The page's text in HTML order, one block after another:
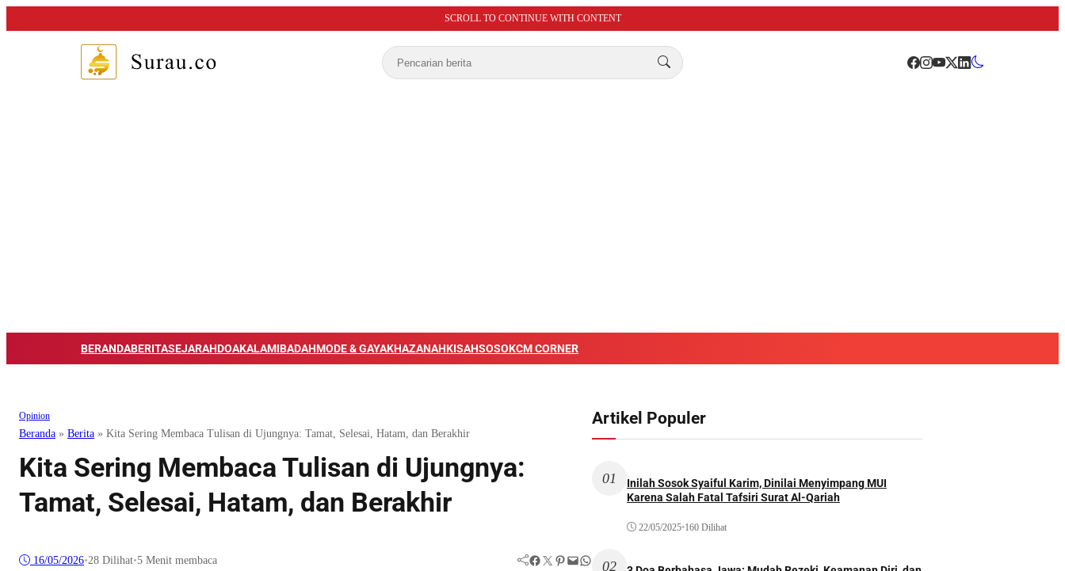
SCROLL TO CONTINUE WITH CONTENT
BERANDABERITASEJARAHDOAKALAMIBADAHMODE & GAYAKHAZANAHKISAHSOSOKCM CORNER
Opinion
Beranda » Berita » Kita Sering Membaca Tulisan di Ujungnya: Tamat, Selesai, Hatam, dan Berakhir
Kita Sering Membaca Tulisan di Ujungnya:
Tamat, Selesai, Hatam, dan Berakhir
16/05/2026•28 Dilihat•5 Menit membaca Facebook Twitter Pinterest Mail WhatsApp
Artikel Populer
01
Inilah Sosok Syaiful Karim, Dinilai Menyimpang MUI
Karena Salah Fatal Tafsiri Surat Al-Qariah
22/05/2025•160 Dilihat
02